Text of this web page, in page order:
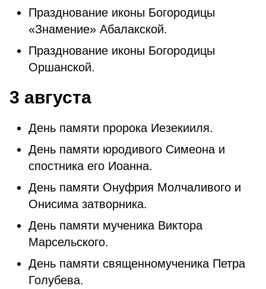
Празднование иконы Богородицы
«Знамение» Абалакской.
Празднование иконы Богородицы
Оршанской.
3 августа
День памяти пророка Иезекииля.
День памяти юродивого Симеона и
спостника его Иоанна.
День памяти Онуфрия Молчаливого и
Онисима затворника.
День памяти мученика Виктора
Марсельского.
День памяти священномученика Петра
Голубева.